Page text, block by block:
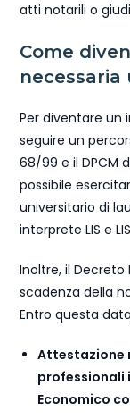
atti notarili o
Come
necessaria
Per diventare un
seguire un
68/99 e il DPCM
possibile
universitario di
interprete LIS e
Inoltre, il Decreto
scadenza della
Entro questa
Attestazione
professionali
Economico